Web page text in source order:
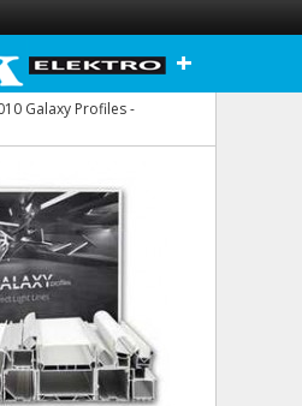
+
Galaxy Profiles -